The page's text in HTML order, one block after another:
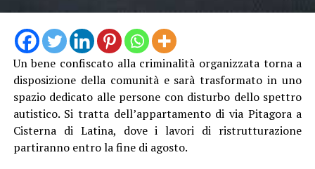
help-us-bring-amir-home?attribution_id=sl:e8f03309-
81d3-4737-aed7-
treatment-
5&utm_medium=customer&utm_source=copy_link
Un bene confiscato alla criminalità organizzata torna a
disposizione della comunità e sarà trasformato in uno
spazio dedicato alle persone con disturbo dello spettro
autistico. Si tratta dell’appartamento di via Pitagora a
Cisterna di Latina, dove i lavori di ristrutturazione
partiranno entro la fine di agosto.